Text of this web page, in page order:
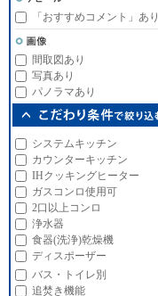
「おすすめコメント」あり
間取図あり
写真あり
パノラマあり
システムキッチン
カウンターキッチン
IHクッキングヒーター
ガスコンロ使用可
2口以上コンロ
浄水器
食器(洗浄)乾燥機
ディスポーザー
バス・トイレ別
追焚き機能